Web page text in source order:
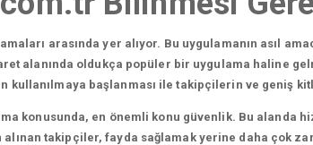
arasında yer alıyor. Bu uygulamanın asıl
alanında oldukça popüler bir uygulama haline
kullanılmaya başlanması ile takipçilerin ve geniş
konusunda, en önemli konu güvenlik. Bu alanda
takipçiler, fayda sağlamak yerine daha çok